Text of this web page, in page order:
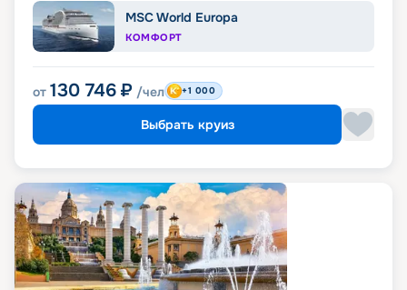
MSC World Europa
КОМФОРТ
от 130 746 ₽ /чел +1 000
Выбрать круиз